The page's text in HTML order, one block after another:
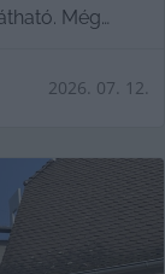
Még
2026. 07. 12.